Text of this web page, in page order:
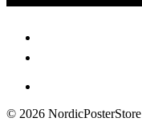
© 2026 NordicPosterStore